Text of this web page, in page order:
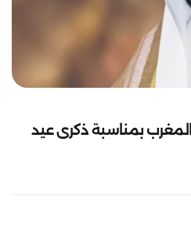
بمناسبة ذكرى عيد